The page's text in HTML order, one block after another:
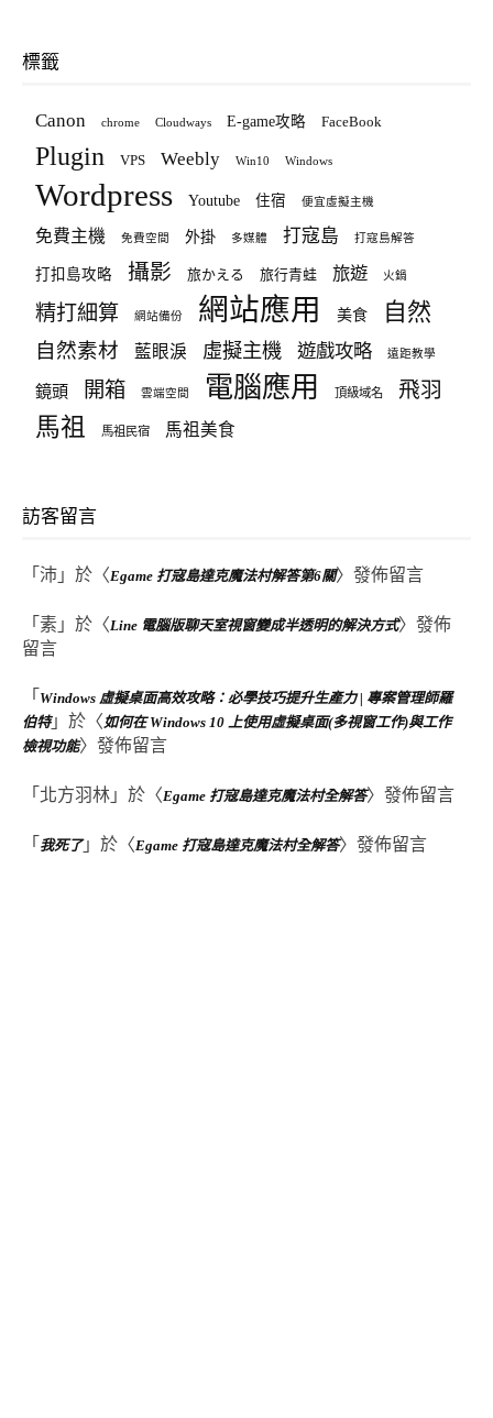
標籤
Canon chrome Cloudways E-game攻略 FaceBook
Plugin VPS Weebly Win10 Windows
Wordpress Youtube 住宿 便宜虛擬主機
免費主機 免費空間 外掛 多媒體 打寇島 打寇島解答
打扣島攻略 攝影 旅かえる 旅行青蛙 旅遊 火鍋
精打細算 網站備份 網站應用 美食 自然
自然素材 藍眼淚 虛擬主機 遊戲攻略 遠距教學
鏡頭 開箱 雲端空間 電腦應用 頂級域名 飛羽
馬祖 馬祖民宿 馬祖美食
訪客留言
「 沛 」於〈Egame 打寇島達克魔法村解答第6關〉發佈留言
「 素 」於〈Line 電腦版聊天室視窗變成半透明的解決方式〉發佈
留言
「 Windows 虛擬桌面高效攻略：必學技巧提升生產力 | 專案管理師羅
伯特」於〈 如何在 Windows 10 上使用虛擬桌面(多視窗工作)與工作
檢視功能〉發佈留言
「 北方羽林 」於〈Egame 打寇島達克魔法村全解答〉發佈留言
「 我死了」於〈Egame 打寇島達克魔法村全解答〉發佈留言